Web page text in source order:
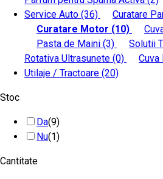
Service Auto (36) Curatare
Curatare Motor (10)
Pasta de Maini (3) Solutii
Rotativa Ultrasunete (0) Cuva
Utilaje / Tractoare (20)
Stoc
Da(9)
Nu(1)
Cantitate